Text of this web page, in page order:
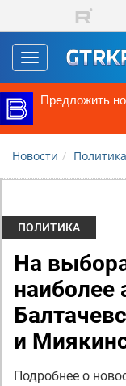
Перейти к основному
Toggle
navigation
Предложить
Новости Политика
ПОЛИТИКА
На
наиболее
и
Подробнее о